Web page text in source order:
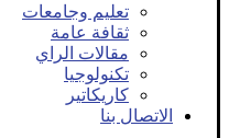
تعليم وجامعات
ثقافة عامة
مقالات الراي
تكنولوجيا
كاريكاتير
الاتصال بنا